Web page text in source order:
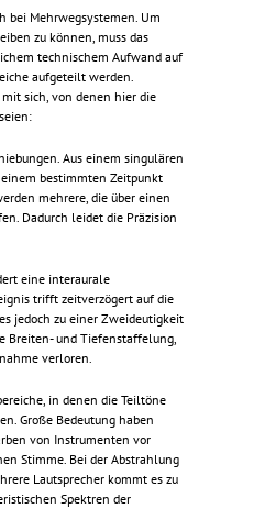
bei Mehrwegsystemen. Um
zu können, muss das
technischem Aufwand auf
aufgeteilt werden.
sich, von denen hier die
Aus einem singulären
bestimmten Zeitpunkt
mehrere, die über einen
Dadurch leidet die Präzision
eine interaurale
trifft zeitverzögert auf die
jedoch zu einer Zweideutigkeit
Breiten- und Tiefenstaffelung,
verloren.
in denen die Teiltöne
Große Bedeutung haben
von Instrumenten vor
Stimme. Bei der Abstrahlung
Lautsprecher kommt es zu
Spektren der